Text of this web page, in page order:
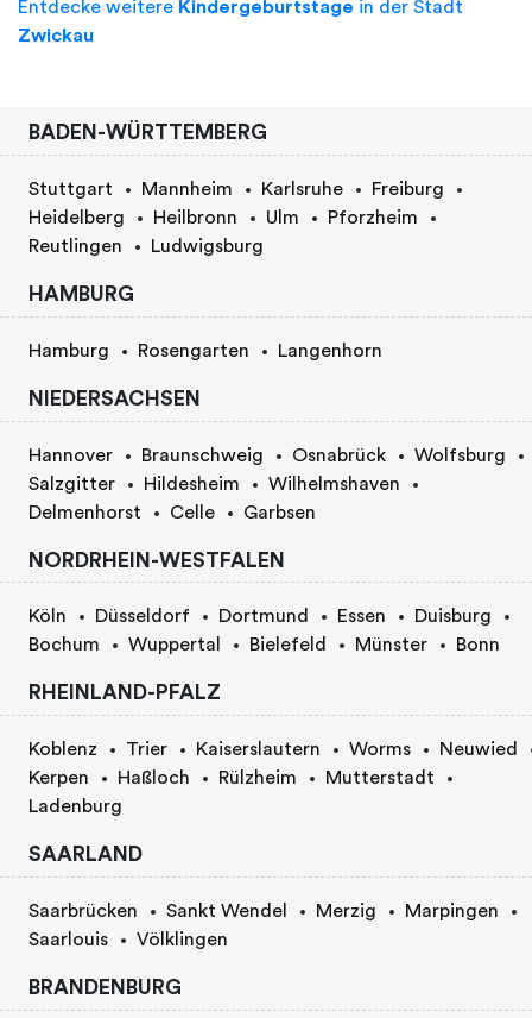
Entdecke weitere Kindergeburtstage in der Stadt
Zwickau
BADEN-WÜRTTEMBERG
Stuttgart Mannheim Karlsruhe
Freiburg
Heidelberg
Heilbronn Ulm
Pforzheim
Reutlingen
Ludwigsburg
HAMBURG
Hamburg Rosengarten Langenhorn
NIEDERSACHSEN
Hannover Braunschweig Osnabrück
Wolfsburg
Salzgitter
Hildesheim
Wilhelmshaven
Delmenhorst
Celle Garbsen
NORDRHEIN-WESTFALEN
Köln Düsseldorf Dortmund Essen
Duisburg
Bochum
Wuppertal Bielefeld Münster Bonn
RHEINLAND-PFALZ
Koblenz Trier Kaiserslautern Worms
Neuwied
Kerpen
Haßloch Rülzheim
Mutterstadt
Ladenburg
SAARLAND
Saarbrücken Sankt Wendel Merzig
Marpingen
Saarlouis
Völklingen
BRANDENBURG